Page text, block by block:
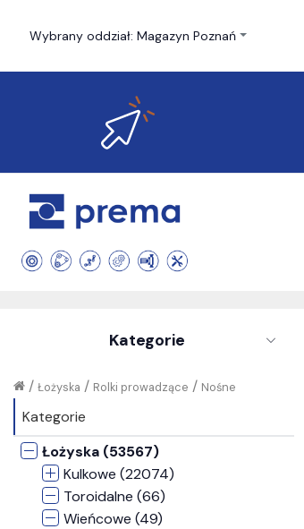
Wybrany oddział: Magazyn Poznań
Kategorie
Nośne
/
Rolki prowadzące
/
Łożyska
/
Kategorie
Łożyska (53567)
Kulkowe (22074)
Toroidalne (66)
Wieńcowe (49)